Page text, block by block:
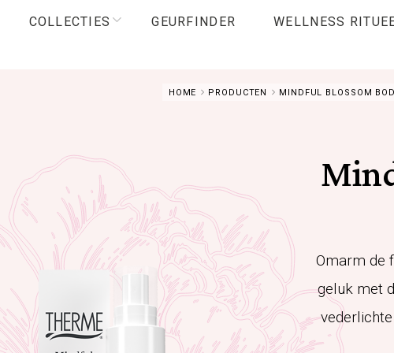
COLLECTIES GEURFINDER WELLNESS
HOME PRODUCTEN MINDFUL BLOSSOM
Omarm de
geluk met